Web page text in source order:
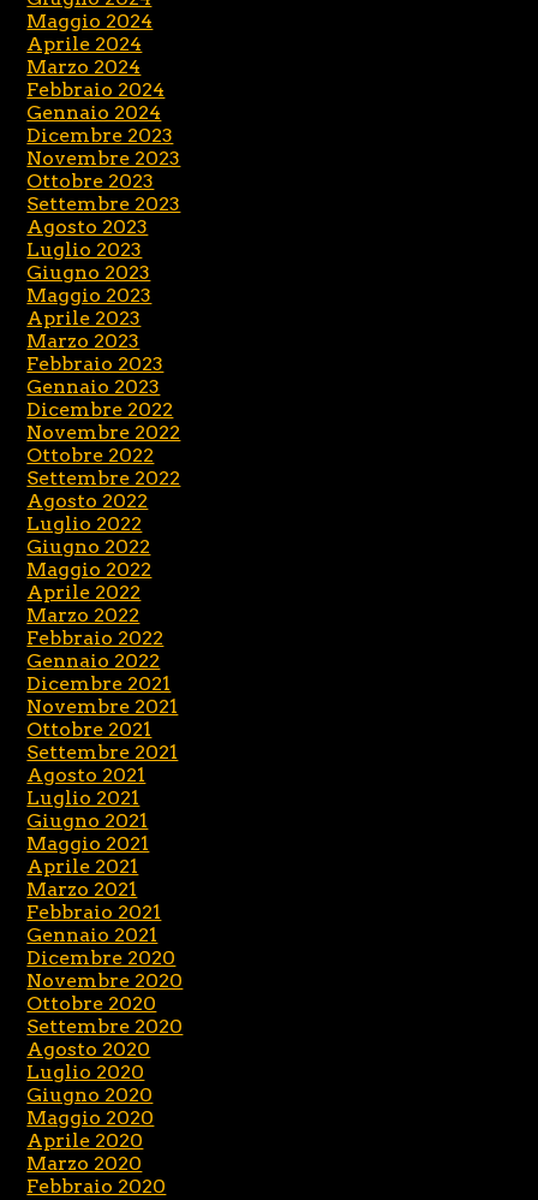
Maggio 2024
Aprile 2024
Marzo 2024
Febbraio 2024
Gennaio 2024
Dicembre 2023
Novembre 2023
Ottobre 2023
Settembre 2023
Agosto 2023
Luglio 2023
Giugno 2023
Maggio 2023
Aprile 2023
Marzo 2023
Febbraio 2023
Gennaio 2023
Dicembre 2022
Novembre 2022
Ottobre 2022
Settembre 2022
Agosto 2022
Luglio 2022
Giugno 2022
Maggio 2022
Aprile 2022
Marzo 2022
Febbraio 2022
Gennaio 2022
Dicembre 2021
Novembre 2021
Ottobre 2021
Settembre 2021
Agosto 2021
Luglio 2021
Giugno 2021
Maggio 2021
Aprile 2021
Marzo 2021
Febbraio 2021
Gennaio 2021
Dicembre 2020
Novembre 2020
Ottobre 2020
Settembre 2020
Agosto 2020
Luglio 2020
Giugno 2020
Maggio 2020
Aprile 2020
Marzo 2020
Febbraio 2020